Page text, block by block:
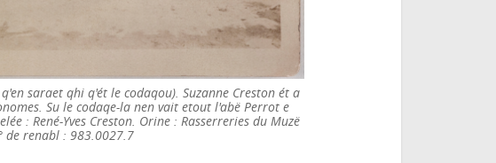
saraet qhi q'ét le codaqou). Suzanne Creston ét a
Su le codaqe-la nen vait etout l'abë Perrot e
: René-Yves Creston. Orine : Rasserreries du Muzë
de renabl : 983.0027.7